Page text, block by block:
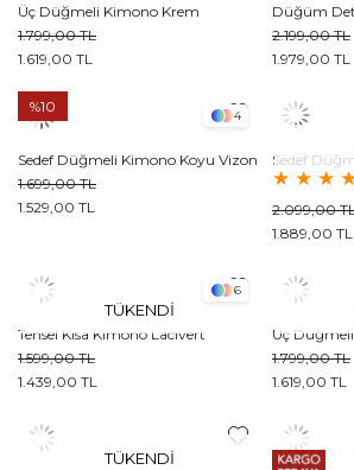
Üç Düğmeli Kimono Krem
1.619,00 TL
1.799,00 TL
1.979,00 TL
2.199,00 TL
4
Sedef Düğmeli Kimono Koyu Vizon
1.529,00 TL
1.699,00 TL
%10
Sedef
★ ★ ★
1.889,00 TL
2.099,00
TÜKENDI
6
Tensel Kısa Kimono Lacivert
1.439,00 TL
1.599,00 TL
Üç
1.619,00 TL
1.799,00 TL
TÜKENDI